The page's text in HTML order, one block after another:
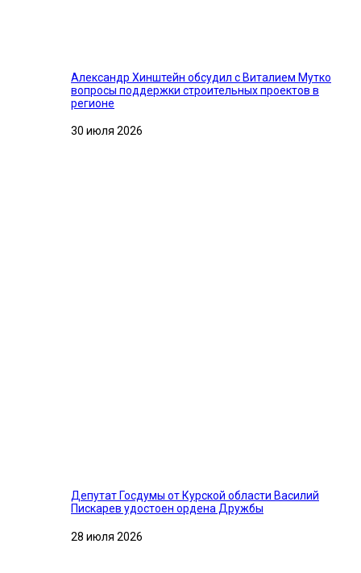
Александр Хинштейн обсудил с Виталием Мутко
вопросы поддержки строительных проектов в
регионе
30 июля 2026
Депутат Госдумы от Курской области Василий
Пискарев удостоен ордена Дружбы
28 июля 2026